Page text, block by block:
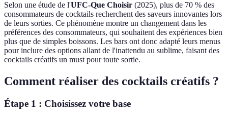
Selon une étude de l'UFC-Que Choisir (2025), plus de 70 % des
consommateurs de cocktails recherchent des saveurs innovantes lors
de leurs sorties. Ce phénomène montre un changement dans les
préférences des consommateurs, qui souhaitent des expériences bien
plus que de simples boissons. Les bars ont donc adapté leurs menus
pour inclure des options allant de l'inattendu au sublime, faisant des
cocktails créatifs un must pour toute sortie.
Comment réaliser des cocktails créatifs ?
Étape 1 : Choisissez votre base